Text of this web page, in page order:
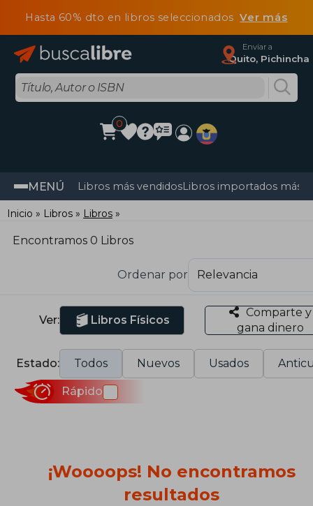
Hasta 60% dto en libros seleccionadosVer más
Enviar a
Quito, Pichincha
0
MENÚ Libros más vendidosLibros importados más
Inicio Libros Libros
Encontramos 0 Libros
Ordenar por
Ver: Libros Físicos
Comparte y
gana dinero
Estado: Todos Nuevos Usados
Rápido
¡Woooops! No encontramos
resultados